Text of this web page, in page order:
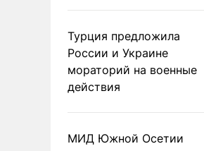
Турция предложила
России и Украине
мораторий на военные
действия
МИД Южной Осетии